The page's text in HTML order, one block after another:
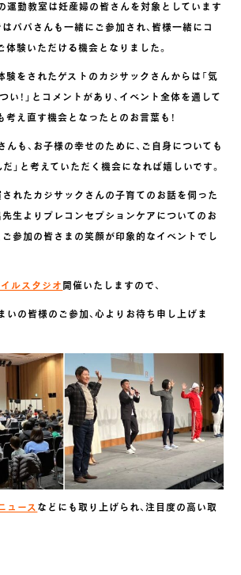
運動教室は妊産婦の皆さんを対象としています
パパさんも一緒にご参加され、皆様一緒にコ
体験いただける機会となりました。
験をされたゲストのカジサックさんからは「気
い！」とコメントがあり、イベント全体を通して
考え直す機会となったとのお言葉も！
も、お子様の幸せのために、ご自身についても
」と考えていただく機会になれば嬉しいです。
されたカジサックさんの子育てのお話を伺った
先生よりプレコンセプションケアについてのお
ご参加の皆さまの笑顔が印象的なイベントでし
ルスタジオ 開催いたしますので、
いの皆様のご参加、心よりお待ち申し上げま
ュースなどにも取り上げられ、注目度の高い取